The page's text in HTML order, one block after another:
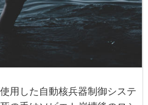
用した自動核兵器制御システ